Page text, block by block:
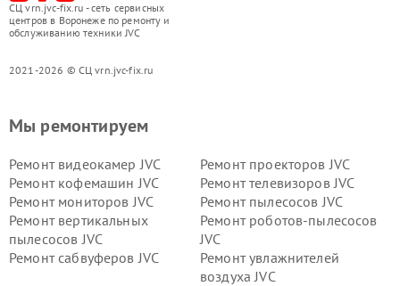
СЦ vrn.jvc-fix.ru - сеть сервисных
центров в Воронеже по ремонту и
обслуживанию техники JVC
2021-2026 © СЦ vrn.jvc-fix.ru
Мы ремонтируем
Ремонт видеокамер JVC
Ремонт проекторов JVC
Ремонт кофемашин JVC
Ремонт телевизоров JVC
Ремонт мониторов JVC
Ремонт пылесосов JVC
Ремонт вертикальных
пылесосов JVC
Ремонт роботов-пылесосов
JVC
Ремонт сабвуферов JVC
Ремонт увлажнителей
воздуха JVC